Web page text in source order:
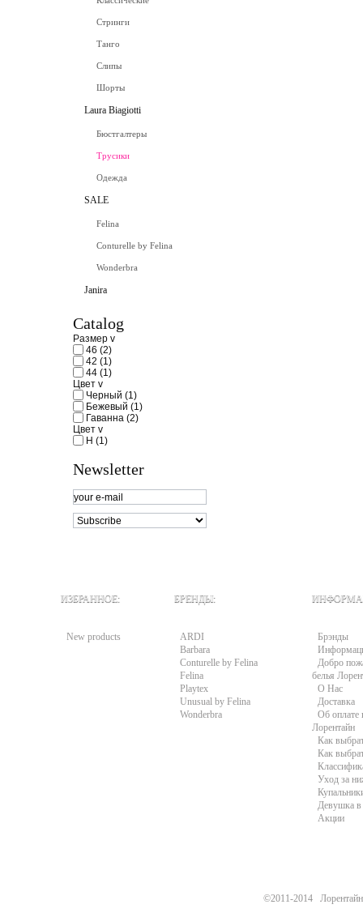
Стринги
Танго
Слипы
Шорты
Laura Biagiotti
Бюстгалтеры
Трусики
Одежда
SALE
Felina
Conturelle by Felina
Wonderbra
Janira
Catalog
Размер v
46 (2)
42 (1)
44 (1)
Цвет v
Черный (1)
Бежевый (1)
Гаванна (2)
Цвет v
H (1)
Newsletter
ИЗБРАННОЕ:
New products
БРЕНДЫ:
ARDI
Barbara
Conturelle by Felina
Felina
Playtex
Unusual by Felina
Wonderbra
Брэнды
Добро
белья
О Нас
Доставка
Об оплате
Лорентайн
Как
Как
Уход за
Девушка в
Акции
©2011-2014